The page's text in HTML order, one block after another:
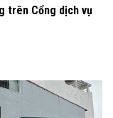
trên Cổng dịch vụ